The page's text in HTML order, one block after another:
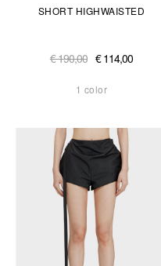
SHORT HIGHWAISTED
€ 190,00 € 114,00
1 color